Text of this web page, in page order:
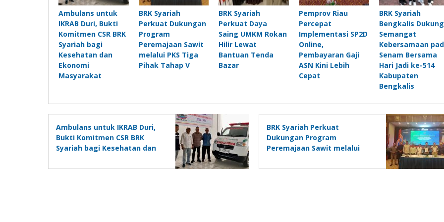
Ambulans untuk
IKRAB Duri, Bukti
Komitmen CSR BRK
Syariah bagi
Kesehatan dan
Ekonomi
Masyarakat
BRK Syariah
Perkuat Dukungan
Program
Peremajaan Sawit
melalui PKS Tiga
Pihak Tahap V
BRK Syariah
Perkuat Daya
Saing UMKM Rokan
Hilir Lewat
Bantuan Tenda
Bazar
Pemprov Riau
Percepat
Implementasi SP2D
Online,
Pembayaran Gaji
ASN Kini Lebih
Cepat
BRK Syariah
Bengkalis Dukung
Semangat
Kebersamaan
Senam Bersama
Hari Jadi ke-514
Kabupaten
Bengkalis
Ambulans untuk IKRAB Duri,
Bukti Komitmen CSR BRK
Syariah bagi Kesehatan dan
BRK Syariah Perkuat
Dukungan Program
Peremajaan Sawit melalui